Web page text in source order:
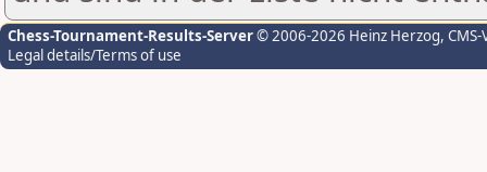
Chess-Tournament-Results-Server© 2006-2026 Heinz Herzog,
Legal details/Terms of use